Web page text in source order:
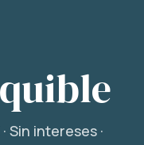
Sin intereses ·